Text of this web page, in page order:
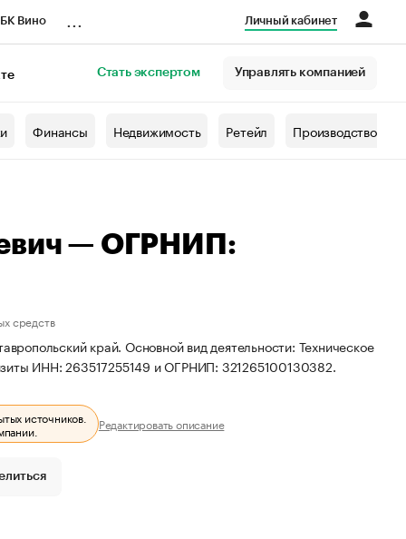
Вино Личный кабинет
Стать экспертом Управлять компанией
Финансы Недвижимость Ретейл Производство
— ОГРНИП:
средств
край. Основной вид деятельности: Техническое
ИНН: 263517255149 и ОГРНИП: 321265100130382.
источников. Редактировать описание